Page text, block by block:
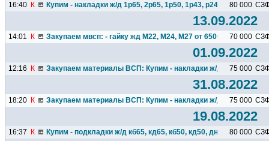
16:40 К Купим - накладки ж/д 1р65, 2р65, 1р50, 1р43, р24 от 75000р...
80 000
13.09.2022
14:01 К Закупаем мвсп: - гайку жд М22, М24, М27 от 65000р тн - болт...
70 000
01.09.2022
12:16 К Закупаем материалы ВСП: Купим - накладки ж/д 1р65, 2р65...
75 000
31.08.2022
18:20 К Закупаем материалы ВСП: Купим - накладки ж/д 1р65, 2р65...
75 000
19.08.2022
16:37 К Купим - подкладки ж/д кб65, кд65, кб50, кд50, дн6-65, д65 от...
80 000